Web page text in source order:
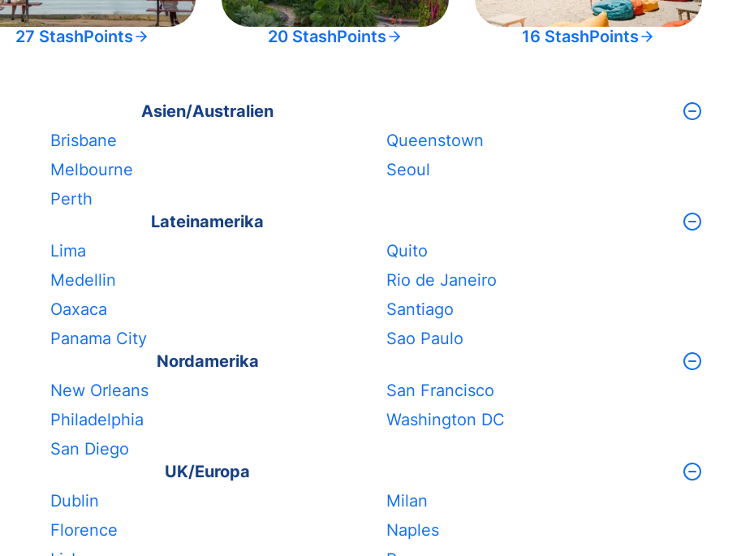
27 StashPoints 20 StashPoints 16 StashPoints
Asien/Australien
Brisbane
Melbourne
Perth
Queenstown
Seoul
Lateinamerika
Lima
Medellin
Oaxaca
Panama City
Quito
Rio de Janeiro
Santiago
Sao Paulo
Nordamerika
New Orleans
Philadelphia
San Diego
San Francisco
Washington DC
UK/Europa
Dublin
Florence
Milan
Naples